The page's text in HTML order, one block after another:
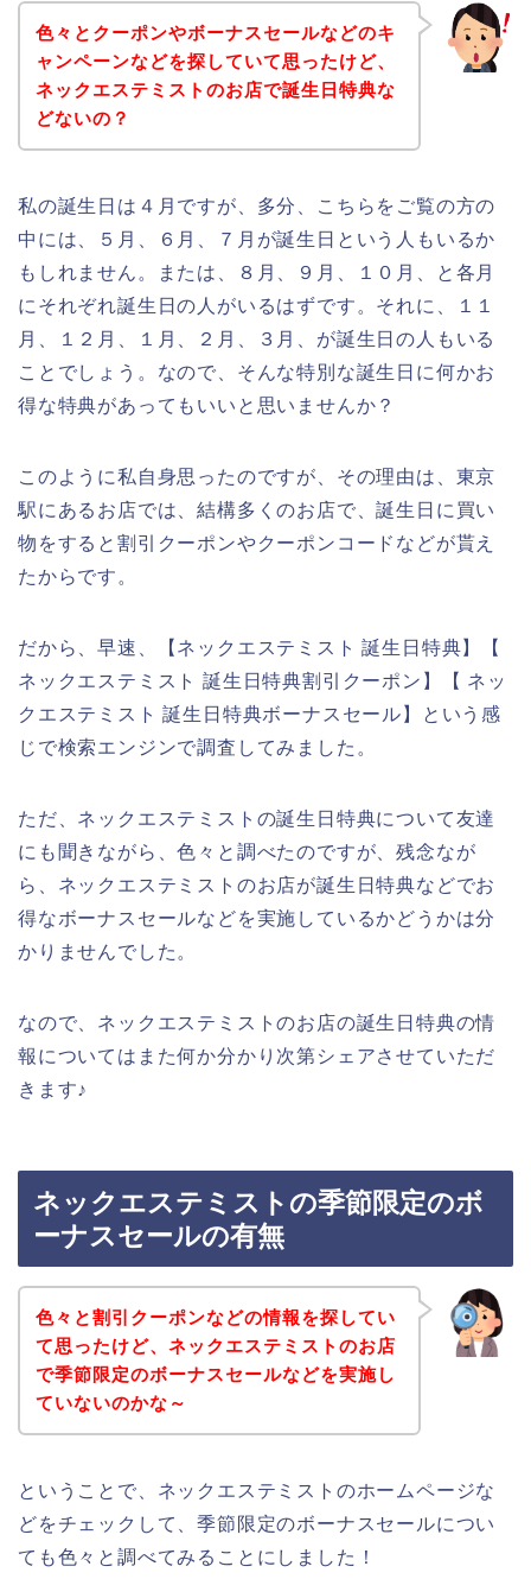
色々とクーポンやボーナスセールなどのキ
ャンペーンなどを探していて思ったけど、
ネックエステミストのお店で誕生日特典な
どないの？
私の誕生日は４月ですが、多分、こちらをご覧の方の
中には、５月、６月、７月が誕生日という人もいるか
もしれません。または、８月、９月、１０月、と各月
にそれぞれ誕生日の人がいるはずです。それに、１１
月、１２月、１月、２月、３月、が誕生日の人もいる
ことでしょう。なので、そんな特別な誕生日に何かお
得な特典があってもいいと思いませんか？
このように私自身思ったのですが、その理由は、東京
駅にあるお店では、結構多くのお店で、誕生日に買い
物をすると割引クーポンやクーポンコードなどが貰え
たからです。
だから、早速、【ネックエステミスト 誕生日特典】【
ネックエステミスト 誕生日特典割引クーポン】【 ネッ
クエステミスト 誕生日特典ボーナスセール】という感
じで検索エンジンで調査してみました。
ただ、ネックエステミストの誕生日特典について友達
にも聞きながら、色々と調べたのですが、残念なが
ら、ネックエステミストのお店が誕生日特典などでお
得なボーナスセールなどを実施しているかどうかは分
かりませんでした。
なので、ネックエステミストのお店の誕生日特典の情
報についてはまた何か分かり次第シェアさせていただ
きます♪
ネックエステミストの季節限定のボ
ーナスセールの有無
色々と割引クーポンなどの情報を探してい
て思ったけど、ネックエステミストのお店
で季節限定のボーナスセールなどを実施し
ていないのかな～
ということで、ネックエステミストのホームページな
どをチェックして、季節限定のボーナスセールについ
ても色々と調べてみることにしました！